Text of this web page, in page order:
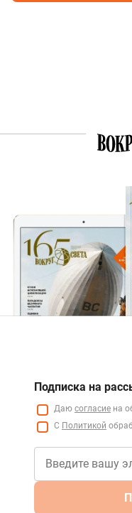
Подписка на
Даю согласие на
С Политикой